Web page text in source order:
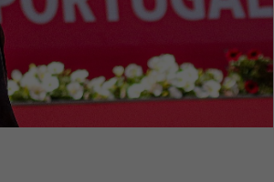
vorgenommen Einstellungen, falls der
Betreiber dies eingestellt hat.